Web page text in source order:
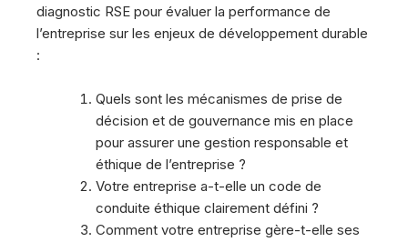
diagnostic RSE pour évaluer la performance de
l’entreprise sur les enjeux de développement durable
:
Quels sont les mécanismes de prise de
décision et de gouvernance mis en place
pour assurer une gestion responsable et
éthique de l’entreprise ?
Votre entreprise a-t-elle un code de
conduite éthique clairement défini ?
Comment votre entreprise gère-t-elle ses